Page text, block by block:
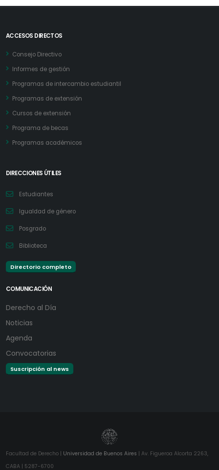
ACCESOS DIRECTOS
Consejo Directivo
Informes de gestión
Programas de intercambio estudiantil
Programas de extensión
Cursos de extensión
Programa de becas
Programas académicos
DIRECCIONES ÚTILES
Estudiantes
Igualdad de género
Posgrado
Biblioteca
Directorio completo
COMUNICACIÓN
Derecho al Día
Noticias
Agenda
Convocatorias
Suscripción al news
Facultad de Derecho | Universidad de Buenos Aires | Av. Figueroa Alcorta 2263,
CABA | 5287-6700